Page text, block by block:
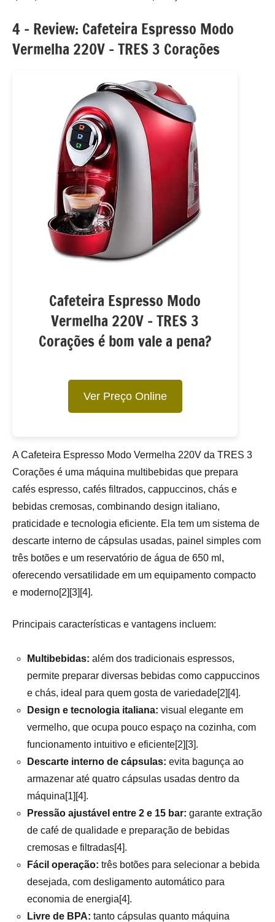
4 – Review: Cafeteira Espresso Modo
Vermelha 220V – TRES 3 Corações
Cafeteira Espresso Modo
Vermelha 220V – TRES 3
Corações é bom vale a pena?
Ver Preço Online
A Cafeteira Espresso Modo Vermelha 220V da TRES 3
Corações é uma máquina multibebidas que prepara
cafés espresso, cafés filtrados, cappuccinos, chás e
bebidas cremosas, combinando design italiano,
praticidade e tecnologia eficiente. Ela tem um sistema de
descarte interno de cápsulas usadas, painel simples com
três botões e um reservatório de água de 650 ml,
oferecendo versatilidade em um equipamento compacto
e moderno[2][3][4].
Principais características e vantagens incluem:
Multibebidas: além dos tradicionais espressos,
permite preparar diversas bebidas como cappuccinos
e chás, ideal para quem gosta de variedade[2][4].
Design e tecnologia italiana: visual elegante em
vermelho, que ocupa pouco espaço na cozinha, com
funcionamento intuitivo e eficiente[2][3].
Descarte interno de cápsulas: evita bagunça ao
armazenar até quatro cápsulas usadas dentro da
máquina[1][4].
Pressão ajustável entre 2 e 15 bar: garante extração
de café de qualidade e preparação de bebidas
cremosas e filtradas[4].
Fácil operação: três botões para selecionar a bebida
desejada, com desligamento automático para
economia de energia[4].
Livre de BPA: tanto cápsulas quanto máquina